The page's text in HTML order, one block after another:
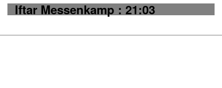
Iftar Messenkamp : 21:03